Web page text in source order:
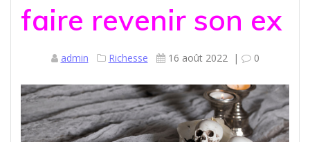
faire revenir son ex
admin Richesse 16 août 2022| 0